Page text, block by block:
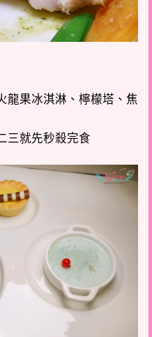
龍果冰淇淋、檸檬塔、焦
三就先秒殺完食